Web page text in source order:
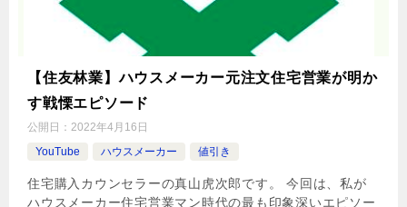
【住友林業】ハウスメーカー元注文住宅営業が明か
す戦慄エピソード
公開日： 2022年4月16日
YouTube
ハウスメーカー 値引き
住宅購入カウンセラーの真山虎次郎です。 今回は、私が
ハウスメーカー住宅営業マン時代の最も印象深いエピソー